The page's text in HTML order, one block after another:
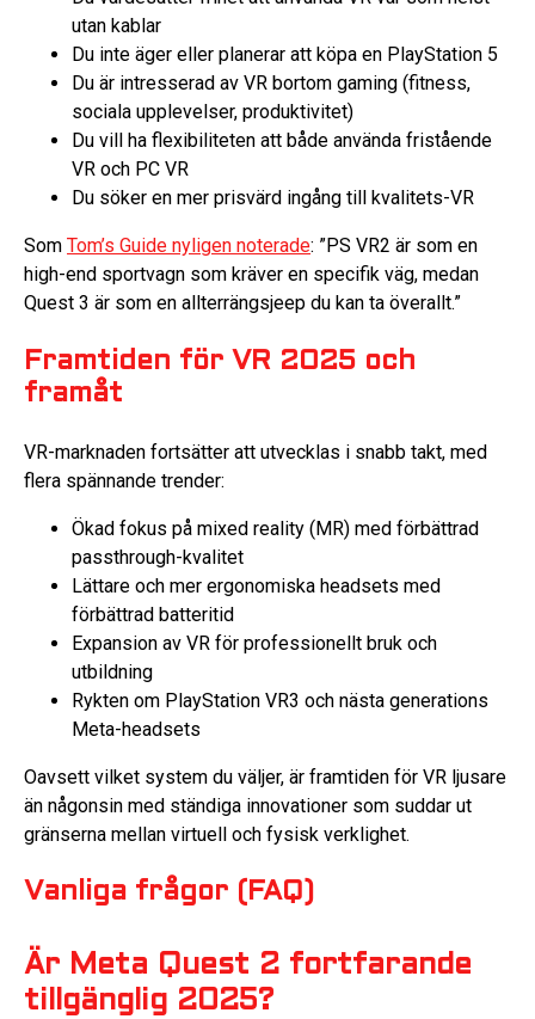
utan kablar
Du inte äger eller planerar att köpa en PlayStation 5
Du är intresserad av VR bortom gaming (fitness,
sociala upplevelser, produktivitet)
Du vill ha flexibiliteten att både använda fristående
VR och PC VR
Du söker en mer prisvärd ingång till kvalitets-VR
Som Tom’s Guide nyligen noterade: ”PS VR2 är som en
high-end sportvagn som kräver en specifik väg, medan
Quest 3 är som en allterrängsjeep du kan ta överallt.”
Framtiden för VR 2025 och
framåt
VR-marknaden fortsätter att utvecklas i snabb takt, med
flera spännande trender:
Ökad fokus på mixed reality (MR) med förbättrad
passthrough-kvalitet
Lättare och mer ergonomiska headsets med
förbättrad batteritid
Expansion av VR för professionellt bruk och
utbildning
Rykten om PlayStation VR3 och nästa generations
Meta-headsets
Oavsett vilket system du väljer, är framtiden för VR ljusare
än någonsin med ständiga innovationer som suddar ut
gränserna mellan virtuell och fysisk verklighet.
Vanliga frågor (FAQ)
Är Meta Quest 2 fortfarande
tillgänglig 2025?